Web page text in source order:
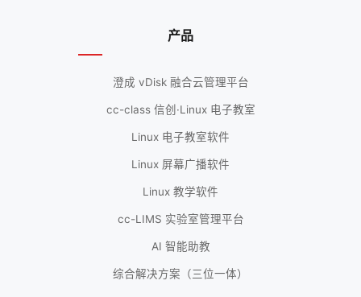
产品
澄成 vDisk 融合云管理平台
cc-class 信创·Linux 电子教室
Linux 电子教室软件
Linux 屏幕广播软件
Linux 教学软件
cc-LIMS 实验室管理平台
AI 智能助教
综合解决方案（三位一体）